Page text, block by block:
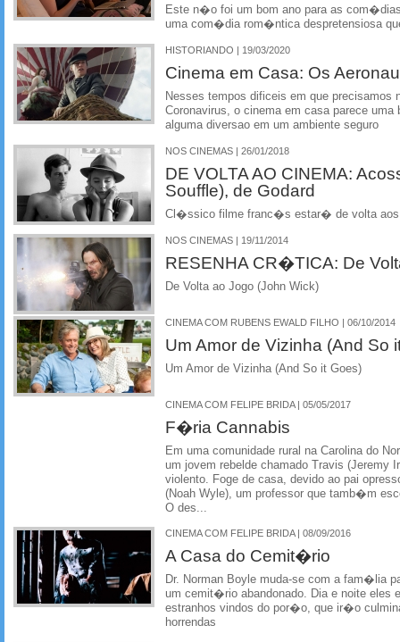
Este n�o foi um bom ano para as
uma com�dia rom�ntica despretensiosa
HISTORIANDO | 19/03/2020
Cinema em Casa: Os
Nesses tempos dificeis em que precisamos
Coronavirus, o cinema em casa parece uma
alguma diversao em um ambiente seguro
NOS CINEMAS | 26/01/2018
DE VOLTA AO CINEMA:
Souffle), de Godard
Cl�ssico filme franc�s estar� de volta aos
NOS CINEMAS | 19/11/2014
RESENHA CR�TICA: De
De Volta ao Jogo (John Wick)
CINEMA COM RUBENS EWALD FILHO | 06/10/2014
Um Amor de Vizinha (And So
Um Amor de Vizinha (And So it Goes)
CINEMA COM FELIPE BRIDA | 05/05/2017
F�ria Cannabis
Em uma comunidade rural na Carolina do
um jovem rebelde chamado Travis (Jeremy
violento. Foge de casa, devido ao pai
(Noah Wyle), um professor que tamb�m
O des...
CINEMA COM FELIPE BRIDA | 08/09/2016
A Casa do Cemit�rio
Dr. Norman Boyle muda-se com a fam�lia
um cemit�rio abandonado. Dia e noite eles
estranhos vindos do por�o, que ir�o
horrendas